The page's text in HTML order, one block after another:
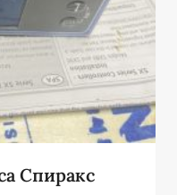
Спиракс